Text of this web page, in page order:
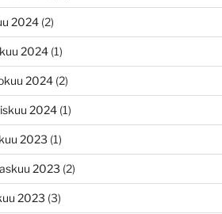
2024(2)
2024(1)
2024(2)
2024(1)
2023 (1)
2023 (2)
2023 (3)